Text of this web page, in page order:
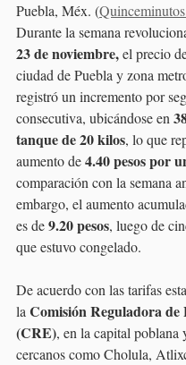
Puebla, Méx. (
Durante la semana
23 de noviembre, el precio
ciudad de Puebla y zona
registró un incremento por
consecutiva, ubicándose en
tanque de 20 kilos, lo que
aumento de 4.40 pesos por
comparación con la semana
embargo, el aumento
es de 9.20 pesos, luego de
que estuvo congelado.
De acuerdo con las tarifas
la Comisión Reguladora de
(CRE), en la capital poblana
cercanos como Cholula,